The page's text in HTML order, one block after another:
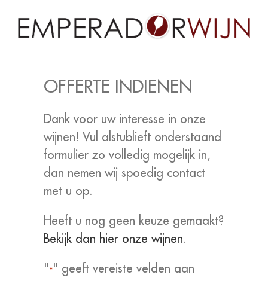
naar
OFFERTE INDIENEN
Dank voor uw interesse in onze
wijnen! Vul alstublieft onderstaand
formulier zo volledig mogelijk in,
dan nemen wij spoedig contact
met u op.
Heeft u nog geen keuze gemaakt?
Bekijk dan hier onze wijnen.
" *" geeft vereiste velden aan